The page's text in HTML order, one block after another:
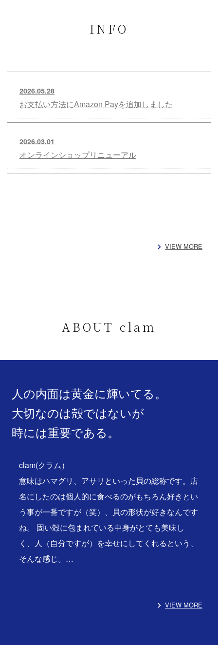
INFO
2026.05.28
お支払い方法にAmazon Payを追加しました
2026.03.01
オンラインショップリニューアル
VIEW MORE
ABOUT clam
人の内面は黄金に輝いてる。
大切なのは殻ではないが
時には重要である。
clam(クラム）
意味はハマグリ、アサリといった貝の総称です。店
名にしたのは個人的に食べるのがもちろん好きとい
う事が一番ですが（笑）、貝の形状が好きなんです
ね。 固い殻に包まれている中身がとても美味し
く、人（自分ですが）を幸せにしてくれるという、
そんな感じ。…
VIEW MORE